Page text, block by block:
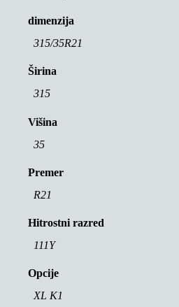
dimenzija
315/35R21
Širina
315
Višina
35
Premer
R21
Hitrostni razred
111Y
Opcije
XL K1